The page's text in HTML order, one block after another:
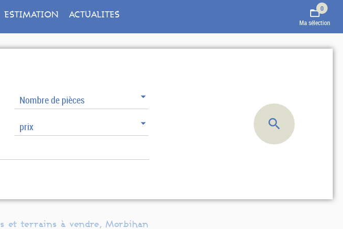
0
Ma sélection
ESTIMATION ACTUALITES
Nombre de pièces
prix
et terrains à vendre, Morbihan